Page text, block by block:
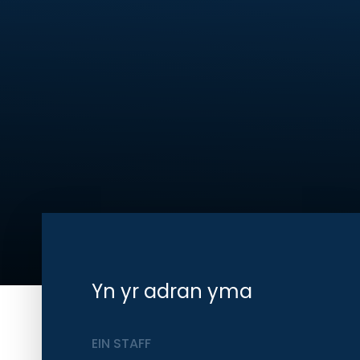
Yn yr adran yma
EIN STAFF